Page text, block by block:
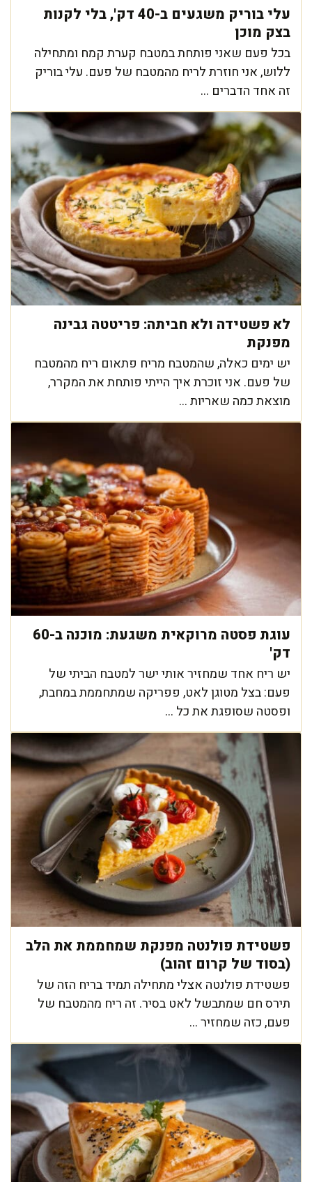
עלי בוריק משגעים ב-40 דק', בלי לקנות
בצק מוכן
בכל פעם שאני פותחת במטבח קערת קמח ומתחילה
ללוש, אני חוזרת לריח מהמטבח של פעם. עלי בוריק
זה אחד הדברים ...
לא פשטידה ולא חביתה: פריטטה גבינה
מפנקת
יש ימים כאלה, שהמטבח מריח פתאום ריח מהמטבח
של פעם. אני זוכרת איך הייתי פותחת את המקרר,
מוצאת כמה שאריות ...
עוגת פסטה מרוקאית משגעת: מוכנה ב-60
דק'
יש ריח אחד שמחזיר אותי ישר למטבח הביתי של
פעם: בצל מטוגן לאט, פפריקה שמתחממת במחבת,
ופסטה שסופגת את כל ...
פשטידת פולנטה מפנקת שמחממת את הלב
(בסוד של קרום זהוב)
פשטידת פולנטה אצלי מתחילה תמיד בריח הזה של
תירס חם שמתבשל לאט בסיר. זה ריח מהמטבח של
פעם, כזה שמחזיר ...